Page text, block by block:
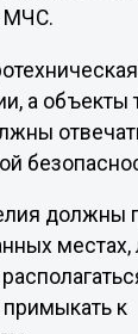
МЧС.
а объекты
должны
местах,
к